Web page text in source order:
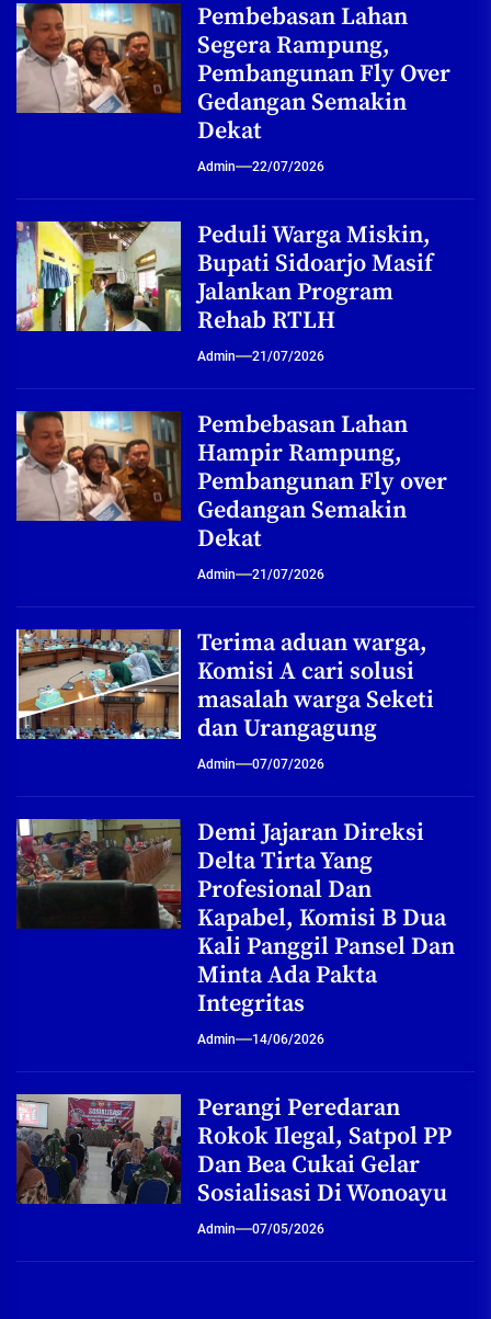
Pembebasan Lahan
Segera Rampung,
Pembangunan Fly Over
Gedangan Semakin
Dekat
Admin 22/07/2026
Peduli Warga Miskin,
Bupati Sidoarjo Masif
Jalankan Program
Rehab RTLH
Admin 21/07/2026
Pembebasan Lahan
Hampir Rampung,
Pembangunan Fly over
Gedangan Semakin
Dekat
Admin 21/07/2026
Terima aduan warga,
Komisi A cari solusi
masalah warga Seketi
dan Urangagung
Admin 07/07/2026
Demi Jajaran Direksi
Delta Tirta Yang
Profesional Dan
Kapabel, Komisi B Dua
Kali Panggil Pansel Dan
Minta Ada Pakta
Integritas
Admin 14/06/2026
Perangi Peredaran
Rokok Ilegal, Satpol PP
Dan Bea Cukai Gelar
Sosialisasi Di Wonoayu
Admin 07/05/2026